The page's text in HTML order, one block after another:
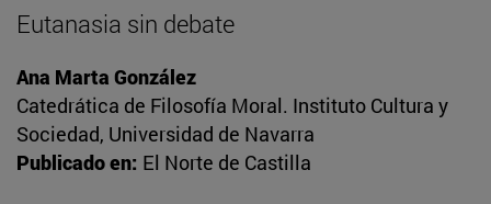
Eutanasia sin debate
Ana Marta González
Catedrática de Filosofía Moral. Instituto Cultura y
Sociedad, Universidad de Navarra
Publicado en: El Norte de Castilla